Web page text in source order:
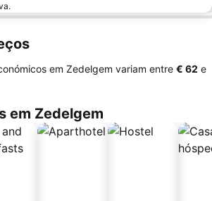
em Zedelgem variam entre ‎€ 62 e
em Zedelgem